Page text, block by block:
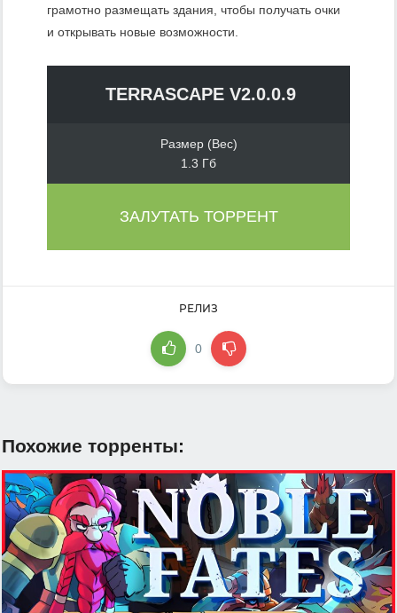
грамотно размещать здания, чтобы получать очки
и открывать новые возможности.
TERRASCAPE V2.0.0.9
Размер (Вес)
1.3 Гб
ЗАЛУТАТЬ ТОРРЕНТ
РЕЛИЗ
0
Похожие торренты: